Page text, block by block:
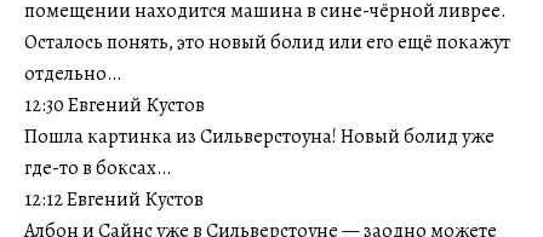
помещении находится машина в сине-чёрной ливрее.
Осталось понять, это новый болид или его ещё покажут
отдельно…
12:30 Евгений Кустов
Пошла картинка из Сильверстоуна! Новый болид уже
где-то в боксах…
12:12 Евгений Кустов
Албон и Сайнс уже в Сильверстоуне — заодно можете